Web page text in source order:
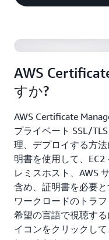
AWS
すか?
AWS Certificate
プライベート SSL/
理、デプロイする方
明書を使用して、
レミスホスト、AWS
含め、証明書を必要
ワークロードのトラ
希望の言語で視聴す
イコンをクリックし